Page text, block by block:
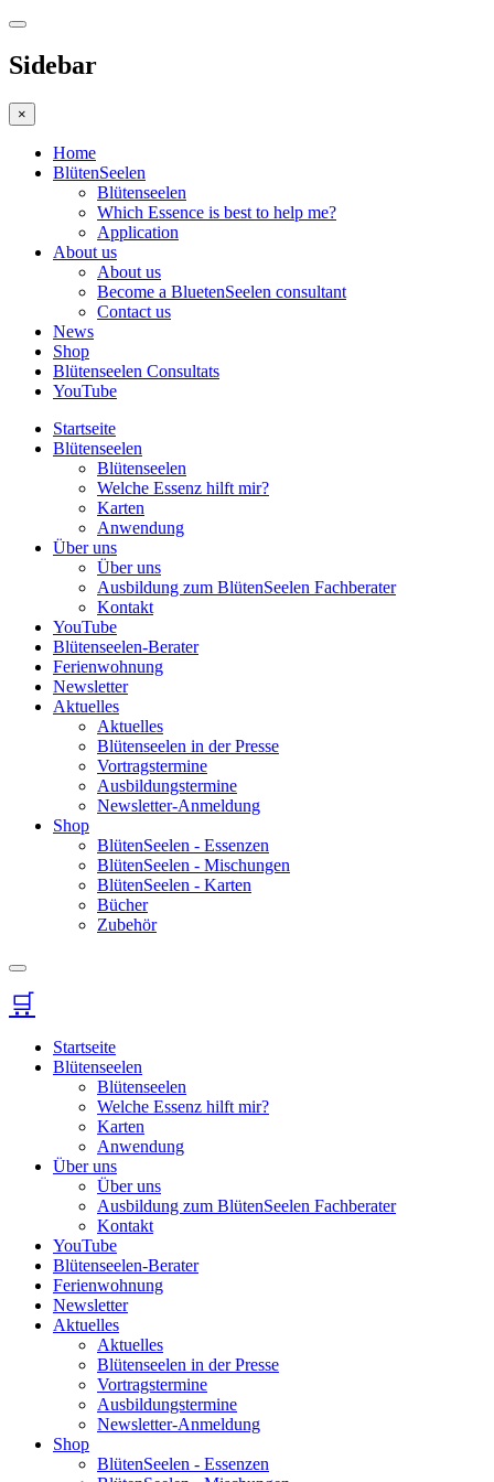
Sidebar
×
Home
BlütenSeelen
Blütenseelen
Which Essence is best to help me?
Application
About us
About us
Become a BluetenSeelen consultant
Contact us
News
Shop
Blütenseelen Consultats
YouTube
Startseite
Blütenseelen
Blütenseelen
Welche Essenz hilft mir?
Karten
Anwendung
Über uns
Über uns
Ausbildung zum BlütenSeelen Fachberater
Kontakt
YouTube
Blütenseelen-Berater
Ferienwohnung
Newsletter
Aktuelles
Aktuelles
Blütenseelen in der Presse
Vortragstermine
Ausbildungstermine
Newsletter-Anmeldung
Shop
BlütenSeelen - Essenzen
BlütenSeelen - Mischungen
BlütenSeelen - Karten
Bücher
Zubehör
🛒
Startseite
Blütenseelen
Blütenseelen
Welche Essenz hilft mir?
Karten
Anwendung
Über uns
Über uns
Ausbildung zum BlütenSeelen Fachberater
Kontakt
YouTube
Blütenseelen-Berater
Ferienwohnung
Newsletter
Aktuelles
Aktuelles
Blütenseelen in der Presse
Vortragstermine
Ausbildungstermine
Newsletter-Anmeldung
Shop
BlütenSeelen - Essenzen